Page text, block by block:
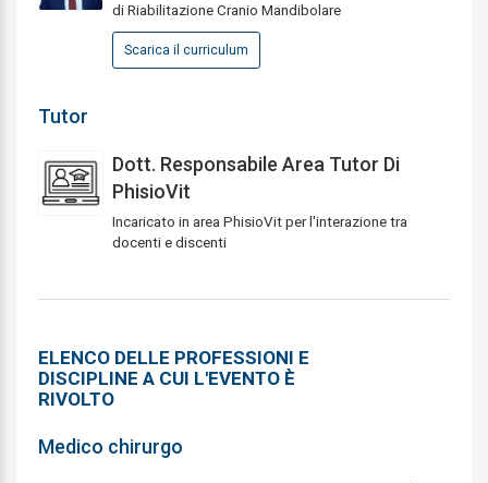
di Riabilitazione Cranio Mandibolare
Scarica il curriculum
Tutor
Dott. Responsabile Area Tutor Di
PhisioVit
Incaricato in area PhisioVit per l'interazione tra
docenti e discenti
ELENCO DELLE PROFESSIONI E
DISCIPLINE A CUI L'EVENTO È
RIVOLTO
Medico chirurgo